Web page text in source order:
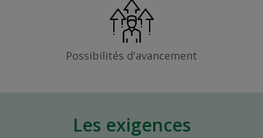
Possibilités d'avancement
Les exigences